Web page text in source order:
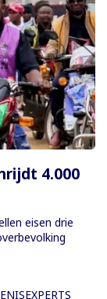
4.000
eisen drie